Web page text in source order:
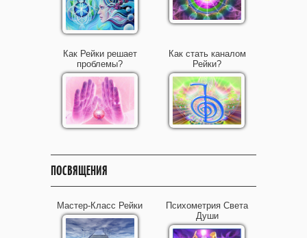
Как Рейки решает
проблемы?
Как стать каналом
Рейки?
ПОСВЯЩЕНИЯ
Мастер-Класс Рейки
Психометрия Света
Души